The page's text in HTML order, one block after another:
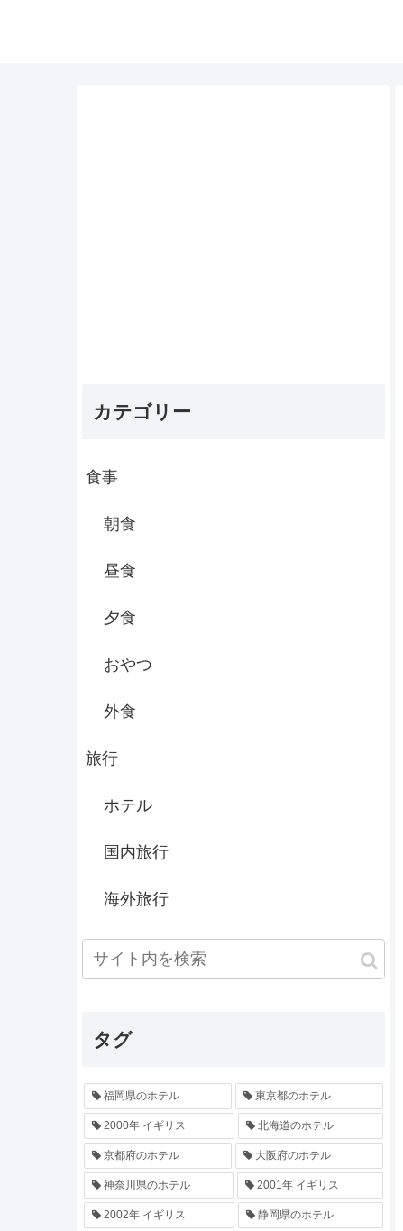
カテゴリー
食事
朝食
昼食
夕食
おやつ
外食
旅行
ホテル
国内旅行
海外旅行
タグ
福岡県のホテル 東京都のホテル
2000年 イギリス 北海道のホテル
京都府のホテル 大阪府のホテル
神奈川県のホテル 2001年 イギリス
2002年 イギリス 静岡県のホテル